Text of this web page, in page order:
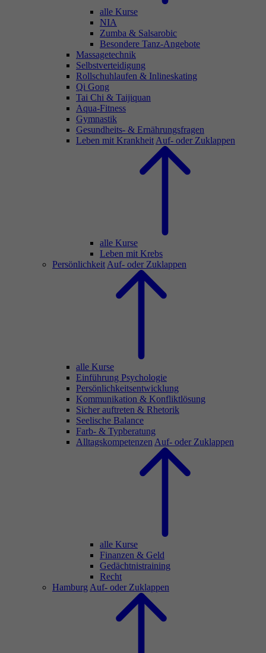
alle Kurse
NIA
Zumba & Salsarobic
Besondere Tanz-Angebote
Massagetechnik
Selbstverteidigung
Rollschuhlaufen & Inlineskating
Qi Gong
Tai Chi & Taijiquan
Aqua-Fitness
Gymnastik
Gesundheits- & Ernährungsfragen
Leben mit Krankheit Auf- oder Zuklappen
alle Kurse
Leben mit Krebs
Persönlichkeit Auf- oder Zuklappen
alle Kurse
Einführung Psychologie
Persönlichkeitsentwicklung
Kommunikation & Konfliktlösung
Sicher auftreten & Rhetorik
Seelische Balance
Farb- & Typberatung
Alltagskompetenzen Auf- oder Zuklappen
alle Kurse
Finanzen & Geld
Gedächtnistraining
Recht
Hamburg Auf- oder Zuklappen